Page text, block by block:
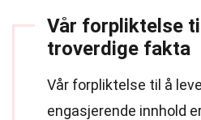
Vår forpliktelse til
troverdige fakta
Vår forpliktelse til å
engasjerende innhold